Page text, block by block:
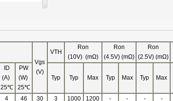
Vgs
(V)
VTH
Ron
(10V) (mΩ)
Ron
(4.5V) (mΩ)
Ron
(2.5V) (mΩ)
ID
(A)
25℃
PW
(W)
25℃
Typ Typ Max Typ Max Typ Max
4 46 30 3 1000 1200 - - - -